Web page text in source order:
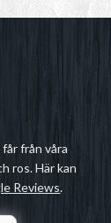
från våra
ros. Här kan
Reviews.